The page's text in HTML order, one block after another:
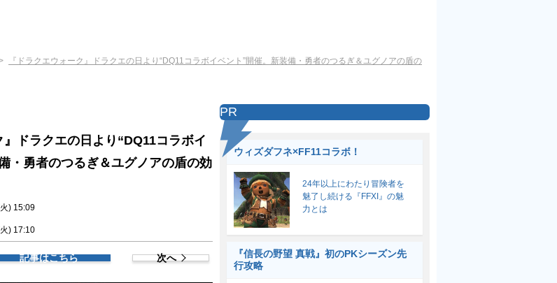
『ドラクエウォーク』ドラクエの日より“DQ11コラボイベント”開催。新装備・勇者のつるぎ＆ユグノアの盾の
』ドラクエの日より“DQ11コラボイ
・勇者のつるぎ＆ユグノアの盾の効
) 15:09
) 17:10
記事はこちら 次へ
PR
ウィズダフネ×FF11コラボ！
24年以上にわたり冒険者を
魅了し続ける『FFXI』の魅
力とは
『信長の野望 真戦』初のPKシーズン先
行攻略